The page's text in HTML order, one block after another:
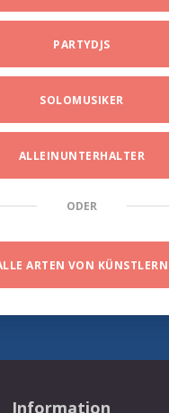
PARTYDJS
SOLOMUSIKER
ALLEINUNTERHALTER
ODER
ARTEN VON KÜNSTLERN
Information